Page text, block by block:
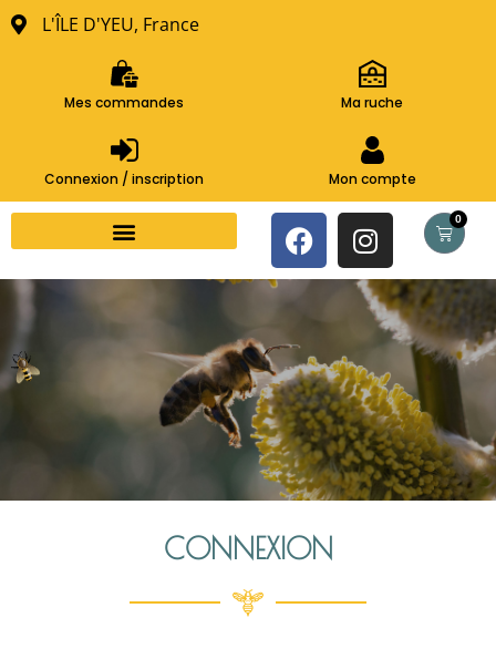
L'ÎLE D'YEU, France
Mes commandes Ma ruche
Connexion / inscription Mon compte
0
CONNEXION